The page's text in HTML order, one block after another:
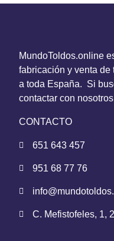
MundoToldos.online
fabricación y venta
a toda España. Si
contactar con nosotros
CONTACTO
651 643 457
951 68 77 76
C. Mefistofeles, 1,